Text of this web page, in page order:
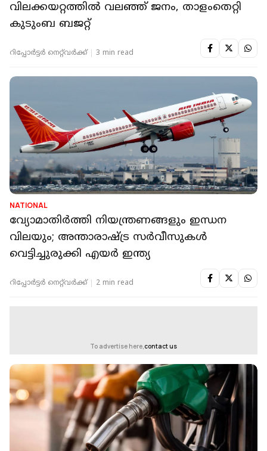
വിലക്കയറ്റത്തില്‍ വലഞ്ഞ് ജനം, താളംതെറ്റി
കുടുംബ ബജറ്റ്
റിപ്പോർട്ടർ നെറ്റ്‌വര്‍ക്ക്‌ 3 min read
NATIONAL
വ്യോമാതിർത്തി നിയന്ത്രണങ്ങളും ഇന്ധന
വിലയും; അന്താരാഷ്ട്ര സർവീസുകൾ
വെട്ടിച്ചുരുക്കി എയർ ഇന്ത്യ
റിപ്പോർട്ടർ നെറ്റ്‌വര്‍ക്ക്‌ 2 min read
To advertise here, contact us